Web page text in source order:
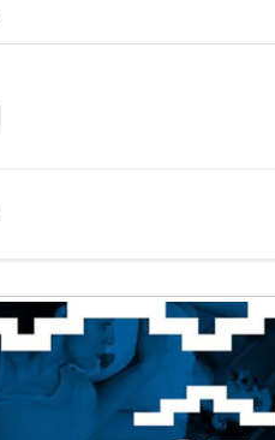
Una casa en Biarritz